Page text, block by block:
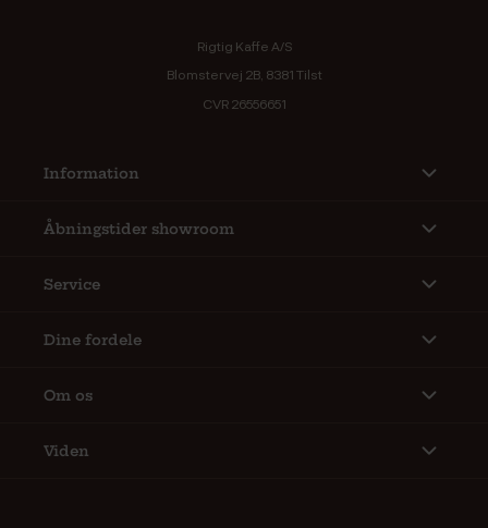
Rigtig Kaffe A/S
Blomstervej 2B, 8381 Tilst
CVR 26556651
Information
Åbningstider showroom
Service
Dine fordele
Om os
Viden